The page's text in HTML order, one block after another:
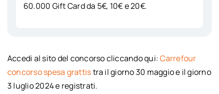
60.000 Gift Card da 5€, 10€ e 20€.
Accedi al sito del concorso cliccando qui:Carrefour
concorso spesa grattistra il giorno 30 maggio e il giorno
3 luglio 2024 e registrati.